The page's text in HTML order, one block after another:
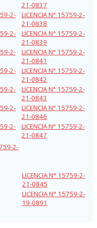
21-0837
2-
LICENCIA N° 15759-2-
21-0838
2-
LICENCIA N° 15759-2-
21-0839
2-
LICENCIA N° 15759-2-
21-0841
2-
LICENCIA N° 15759-2-
21-0842
2-
LICENCIA N° 15759-2-
21-0843
2-
LICENCIA N° 15759-2-
21-0846
2-
LICENCIA N° 15759-2-
21-0847
2-
LICENCIA N° 15759-2-
21-0845
LICENCIA N° 15759-2-
19-0891